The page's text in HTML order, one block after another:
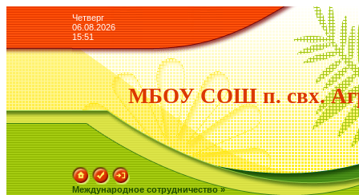
Четверг
06.08.2026
15:51
МБОУ СОШ п. свх.
Международное сотрудничество »